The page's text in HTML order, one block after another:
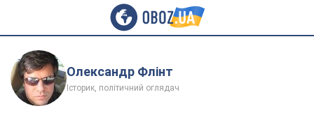
Олександр Флінт
Історик, політичний оглядач